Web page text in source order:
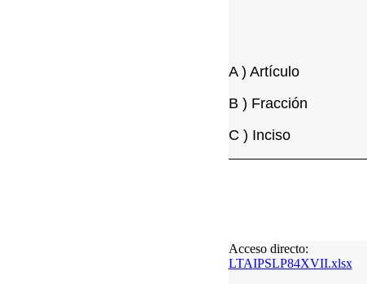
A ) Artículo
B ) Fracción
C ) Inciso
Acceso directo:
LTAIPSLP84XVII.xlsx